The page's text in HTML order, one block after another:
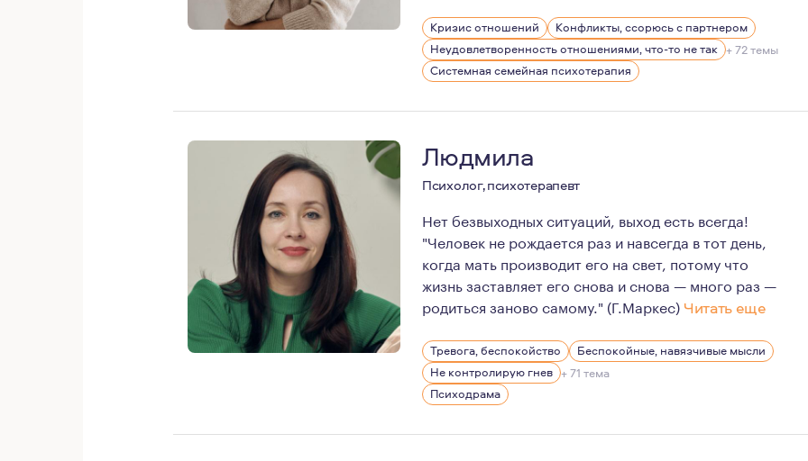
Для меня психотерапия - не просто профессия, это
Меня очень увлекает то, что я делаю каждый день, и
Психотерапия, это процесс. Это не вершина,
Кризис отношений
Конфликты, ссорюсь с партнером
Неудовлетворенность отношениями, что-то не так + 72 темы
Системная семейная психотерапия
Людмила
Психолог, психотерапевт
Нет безвыходных ситуаций, выход есть всегда!
"Человек не рождается раз и навсегда в тот день,
когда мать производит его на свет, потому что
жизнь заставляет его снова и снова — много раз —
родиться заново самому." (Г.Маркес) Читать еще
В своей жизни я пережила немало трудных и порой
Тревога, беспокойство
Беспокойные, навязчивые мысли
Не контролирую гнев + 71 тема
Психодрама